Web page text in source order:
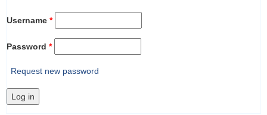
Username *
Password *
Request new password